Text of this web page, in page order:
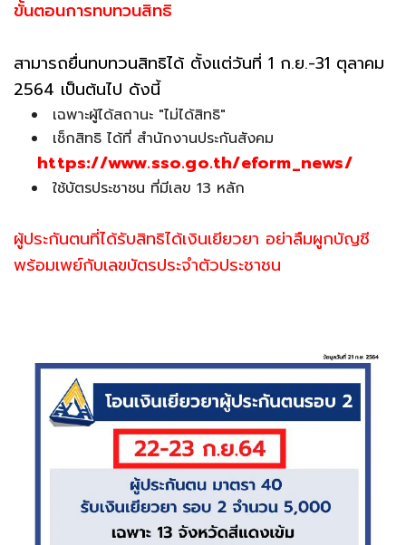
ขั้นตอนการทบทวนสิทธิ
สามารถยื่นทบทวนสิทธิได้ ตั้งแต่วันที่ 1 ก.ย.-31 ตุลาคม
2564 เป็นต้นไป ดังนี้
เฉพาะผู้ได้สถานะ "ไม่ได้สิทธิ"
เช็กสิทธิ ได้ที่ สำนักงานประกันสังคม
https://www.sso.go.th/eform_news/
ใช้บัตรประชาชน ที่มีเลข 13 หลัก
ผู้ประกันตนที่ได้รับสิทธิได้เงินเยียวยา อย่าลืมผูกบัญชี
พร้อมเพย์กับเลขบัตรประจำตัวประชาชน